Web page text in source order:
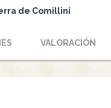
de Comillini
VALORACIÓN